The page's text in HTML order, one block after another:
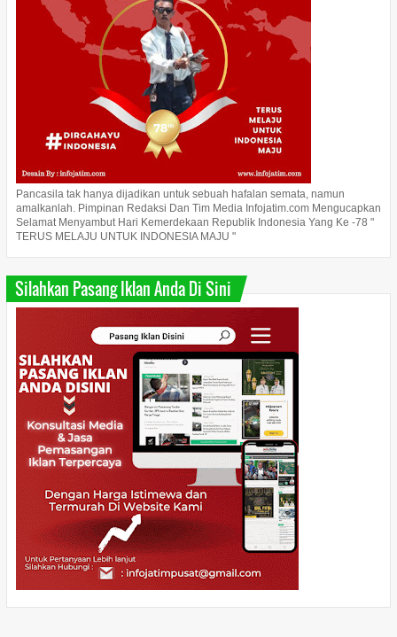
Pancasila tak hanya dijadikan untuk sebuah hafalan semata, namun
amalkanlah. Pimpinan Redaksi Dan Tim Media Infojatim.com Mengucapkan
Selamat Menyambut Hari Kemerdekaan Republik Indonesia Yang Ke -78 "
TERUS MELAJU UNTUK INDONESIA MAJU "
Silahkan Pasang Iklan Anda Di Sini